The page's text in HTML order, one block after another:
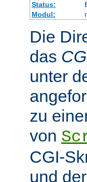
Status:
Modul:
Die
das
unter
zu
von
CGI-
und